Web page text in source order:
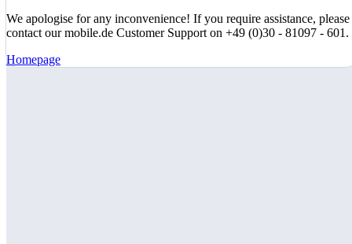
We apologise for any inconvenience! If you require assistance, please
contact our mobile.de Customer Support on +49 (0)30 - 81097 - 601.
Homepage